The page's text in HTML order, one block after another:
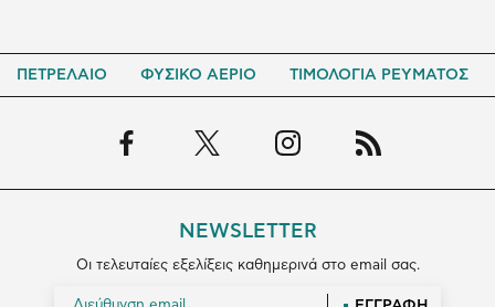
ΠΕΤΡΕΛΑΙΟ ΦΥΣΙΚΟ ΑΕΡΙΟ ΤΙΜΟΛΟΓΙΑ ΡΕΥΜΑΤΟΣ
NEWSLETTER
Οι τελευταίες εξελίξεις καθημερινά στο email σας.